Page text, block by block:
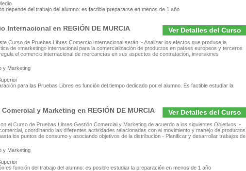
depende del trabajo del alumno: es factible prepararse en menos de 1 año
Ver Detalles del Curso
Internacional en REGIÓN DE MURCIA
Curso de Pruebas Libres Comercio Internacional serán: - Analizar los efectos que produce la
de «marketing» internacional para la comercialización de productos en países europeos y terceros
el comercio internacional de mercancías en sus aspectos de contratación, inversiones
y Marketing
para las Pruebas Libres es función del tiempo dedicado por el alumno. Es factible estudiar la
Ver Detalles del Curso
y Marketing en REGIÓN DE MURCIA
el Curso de Pruebas Libres Gestión Comercial y Marketing de acuerdo a los siguientes Objetivos: -
coordinando las diferentes actividades relacionadas con el movimiento y manejo de productos,
los puntos de consumo y asociando objetivos de la distribución - Planificar y desarrollar trabajos de
y Marketing
es función del trabajo del alumno: es posible estudiar la preparación en menos de 1 año